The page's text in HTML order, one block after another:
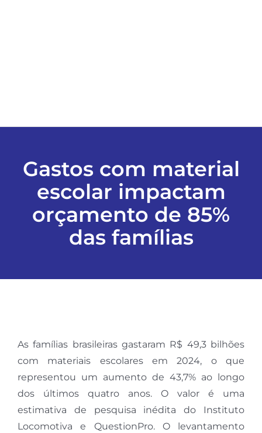
FALE CONOSCO
EDIÇÕES EM PDF
Gastos com material
escolar impactam
orçamento de 85%
das famílias
As famílias brasileiras gastaram R$ 49,3 bilhões
com materiais escolares em 2024, o que
representou um aumento de 43,7% ao longo
dos últimos quatro anos. O valor é uma
estimativa de pesquisa inédita do Instituto
Locomotiva e QuestionPro. O levantamento